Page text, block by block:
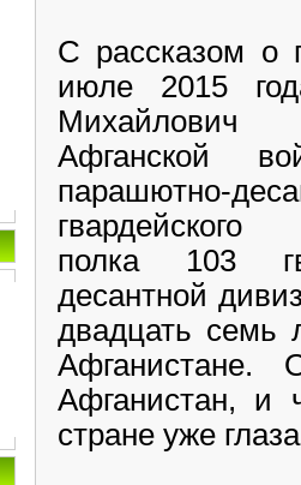
С рассказом о
июле 2015
Афганской
парашютно-
гвардейского
полка 103
десантной
двадцать семь
Афганистан, и
стране уже